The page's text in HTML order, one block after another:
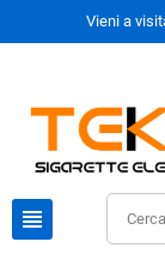
Vieni a
view_headline